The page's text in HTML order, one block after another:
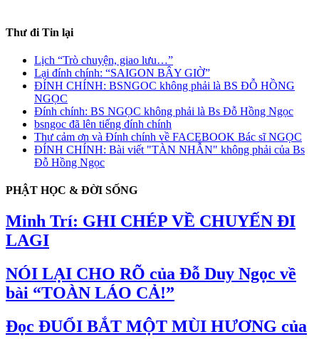
Thư đi Tin lại
Lịch “Trò chuyện, giao lưu…”
Lại đính chính: “SAIGON BÂY GIỜ”
ĐÍNH CHÍNH: BSNGOC không phải là BS ĐỖ HỒNG
NGỌC
Đính chính: BS NGỌC không phải là Bs Đỗ Hồng Ngọc
bsngoc đã lên tiếng đính chính
Thư cảm ơn và Đính chính về FACEBOOK Bác sĩ NGỌC
ĐÍNH CHÍNH: Bài viết "TÀN NHẪN" không phải của Bs
Đỗ Hồng Ngọc
PHẬT HỌC & ĐỜI SỐNG
Minh Trí: GHI CHÉP VỀ CHUYẾN ĐI
LAGI
NÓI LẠI CHO RÕ của Đỗ Duy Ngọc về
bài “TOÀN LÁO CẢ!”
Đọc ĐUỔI BẮT MỘT MÙI HƯƠNG của